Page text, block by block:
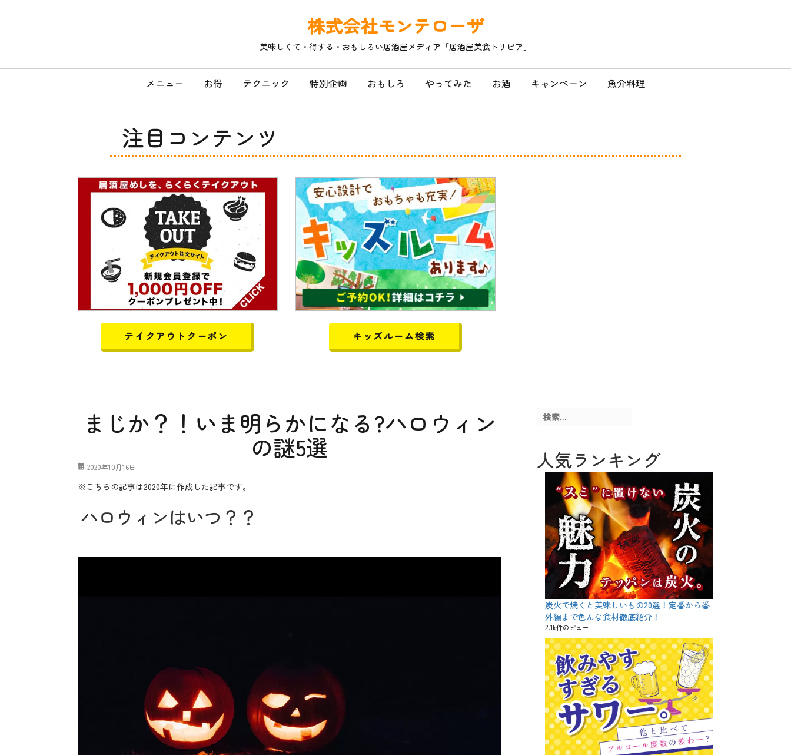
ッ
株式会社モンテローザ
美味しくて・得する・おもしろい居酒屋メディア「居酒屋美食トリビア」
イ
メニュー お得 テクニック 特別企画 おもしろ やってみた お酒 キャンペーン 魚介料理
注目コンテンツ
テイクアウトクーポン キッズルーム検索
まじか？！いま明らかになる?ハロウィン
の謎5選
投
日
2020年10月16日
※こちらの記事は2020年に作成した記事です。
ハロウィンはいつ？？
検
索:
人気ランキング
炭火で焼くと美味しいもの20選！定番から番
外編まで色んな食材徹底紹介！
2.1k件のビュー